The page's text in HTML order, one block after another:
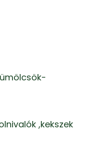
,kekszek